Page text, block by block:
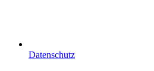
Datenschutz